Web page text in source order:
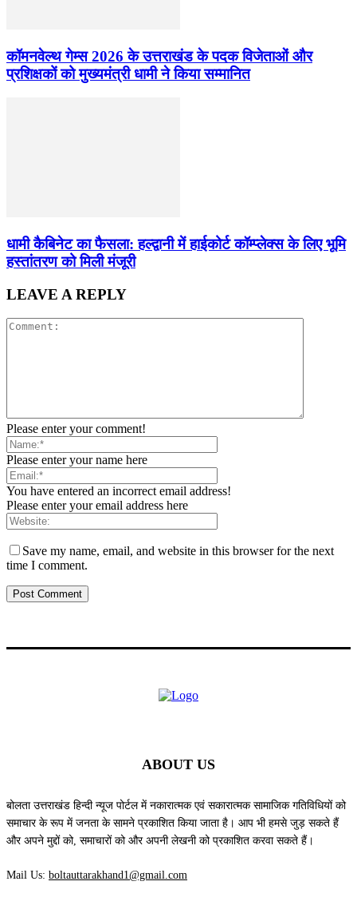
कॉमनवेल्थ गेम्स 2026 के उत्तराखंड के पदक विजेताओं और
प्रशिक्षकों को मुख्यमंत्री धामी ने किया सम्मानित
धामी कैबिनेट का फैसला: हल्द्वानी में हाईकोर्ट कॉम्प्लेक्स के लिए भूमि
हस्तांतरण को मिली मंजूरी
LEAVE A REPLY
Please enter your comment!
Please enter your name here
You have entered an incorrect email address!
Please enter your email address here
Save my name, email, and website in this browser for the next
time I comment.
ABOUT US
बोलता उत्तराखंड हिन्दी न्यूज पोर्टल में नकारात्मक एवं सकारात्मक सामाजिक गतिविधियों को
समाचार के रूप में जनता के सामने प्रकाशित किया जाता है। आप भी हमसे जुड़ सकते हैं
और अपने मुद्दों को, समाचारों को और अपनी लेखनी को प्रकाशित करवा सकते हैं।
Mail Us: boltauttarakhand1@gmail.com